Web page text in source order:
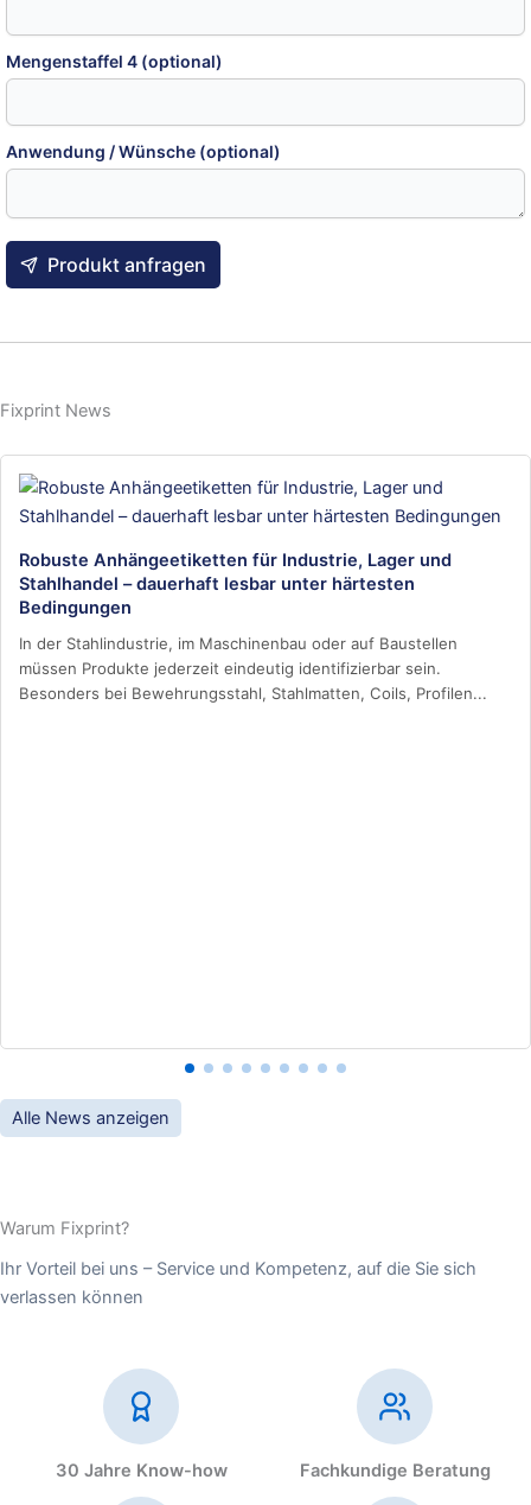
Mengenstaffel 4 (optional)
Anwendung / Wünsche (optional)
Produkt anfragen
Fixprint News
Robuste Anhängeetiketten für Industrie, Lager und
Stahlhandel – dauerhaft lesbar unter härtesten
Bedingungen
In der Stahlindustrie, im Maschinenbau oder auf Baustellen
müssen Produkte jederzeit eindeutig identifizierbar sein.
Besonders bei Bewehrungsstahl, Stahlmatten, Coils, Profilen...
Alle News anzeigen
Warum Fixprint?
Ihr Vorteil bei uns – Service und Kompetenz, auf die Sie sich
verlassen können
30 Jahre Know-how Fachkundige Beratung